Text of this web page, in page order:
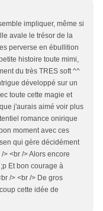
impliquer, même si
avale le trésor de la
perverse en ébullition
histoire toute mimi,
du très TRES soft ^^
développé sur un
toute cette magie et
j'aurais aimé voir plus
romance onirique
moment avec ces
qui gère décidément
<br /> Alors encore
Et bon courage à
/> <br /> De gros
cette idée de